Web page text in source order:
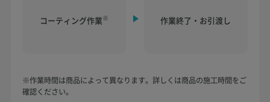
コーティング作業※ 作業終了・お引渡し
※作業時間は商品によって異なります。詳しくは商品の施工時間をご
確認ください。